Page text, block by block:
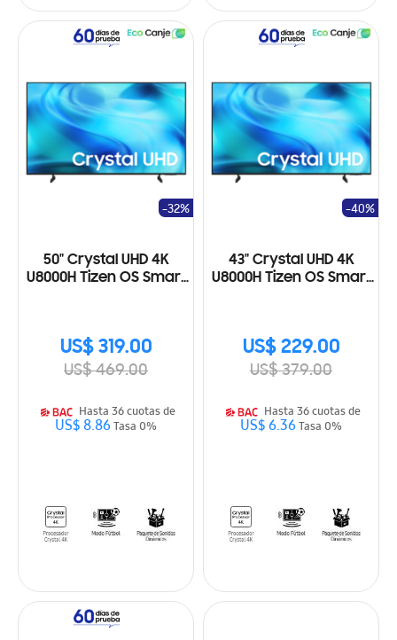
50" Crystal UHD 4K
U8000H Tizen OS Smart
US$ 319.00
US$ 469.00
-32%
Hasta 36 cuotas de
US$ 8.86Tasa 0%
43" Crystal UHD 4K
U8000H Tizen OS Smart
US$ 229.00
US$ 379.00
-40%
Hasta 36 cuotas de
US$ 6.36Tasa 0%